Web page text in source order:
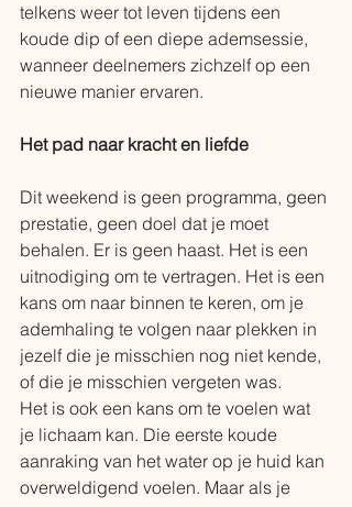
telkens weer tot leven tijdens een
koude dip of een diepe ademsessie,
wanneer deelnemers zichzelf op een
nieuwe manier ervaren.
Het pad naar kracht en liefde
Dit weekend is geen programma, geen
prestatie, geen doel dat je moet
behalen. Er is geen haast. Het is een
uitnodiging om te vertragen. Het is een
kans om naar binnen te keren, om je
ademhaling te volgen naar plekken in
jezelf die je misschien nog niet kende,
of die je misschien vergeten was.
Het is ook een kans om te voelen wat
je lichaam kan. Die eerste koude
aanraking van het water op je huid kan
overweldigend voelen. Maar als je